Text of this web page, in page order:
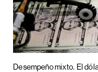
Desempeño mixto. El